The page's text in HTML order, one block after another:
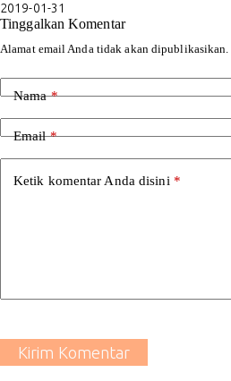
2019-01-31
Tinggalkan Komentar
Alamat email Anda tidak akan dipublikasikan.
Nama*
Email*
Ketik komentar Anda disini *
Kirim Komentar